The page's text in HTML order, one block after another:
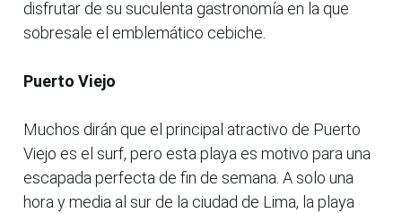
disfrutar de su suculenta gastronomía en la que
sobresale el emblemático cebiche.
Puerto Viejo
Muchos dirán que el principal atractivo de Puerto
Viejo es el surf, pero esta playa es motivo para una
escapada perfecta de fin de semana. A solo una
hora y media al sur de la ciudad de Lima, la playa